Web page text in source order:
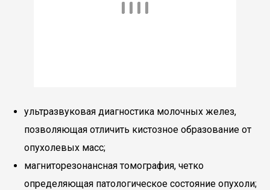
ультразвуковая диагностика молочных желез,
позволяющая отличить кистозное образование от
опухолевых масс;
магниторезонансная томография, четко
определяющая патологическое состояние опухоли;